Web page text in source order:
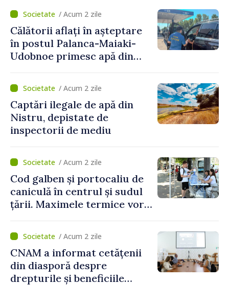
Naționale de Apărare pentru
perioada 2024–2034,
publicat în Monitorul Oficial
/ Acum 2 zile
Călătorii aflați în așteptare
în postul Palanca-Maiaki-
Udobnoe primesc apă din
și a polițiștilor de frontieră
/ Acum 2 zile
Captări ilegale de apă din
Nistru, depistate de
inspectorii de mediu
/ Acum 2 zile
Cod galben și portocaliu de
caniculă în centrul și sudul
țării. Maximele termice vor
/ Acum 2 zile
CNAM a informat cetățenii
din diasporă despre
drepturile și beneficiile